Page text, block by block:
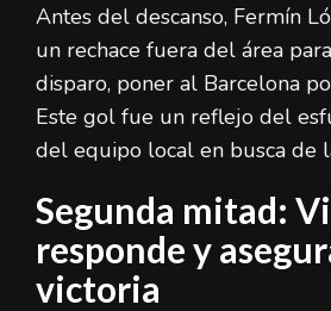
Antes del descanso, Fermín
un rechace fuera del área
disparo, poner al Barcelona
Este gol fue un reflejo del
del equipo local en busca de
Segunda mitad:
responde y
victoria